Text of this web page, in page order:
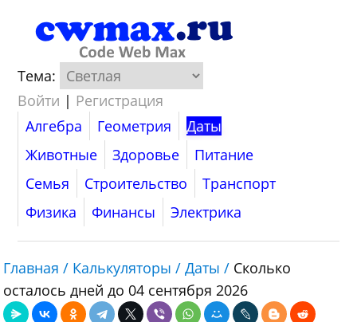
Тема:
Войти | Регистрация
Алгебра
Геометрия
Даты
Животные
Здоровье
Питание
Семья
Строительство
Транспорт
Физика
Финансы Электрика
Главная / Калькуляторы /Даты / Сколько
осталось дней до 04 сентября 2026